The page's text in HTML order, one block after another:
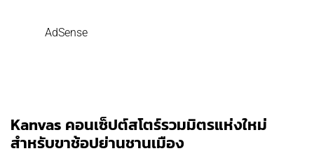
AdSense
Kanvas คอนเซ็ปต์สโตร์รวมมิตรแห่งใหม่
สำหรับขาช้อปย่านชานเมือง